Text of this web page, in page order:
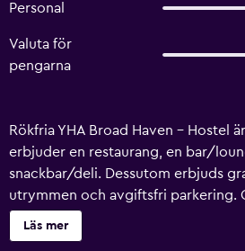
Personal
Valuta för
pengarna
Rökfria YHA Broad Haven - Hostel
erbjuder en restaurang, en bar/
snackbar/deli. Dessutom erbjuds
utrymmen och avgiftsfri parkering.
till bekvämligheter som ett kafé,
spelhall. Ingen städning tillgänglig.
Läs mer